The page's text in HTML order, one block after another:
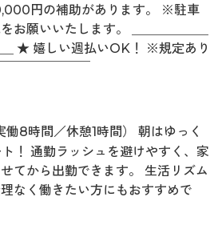
円の補助があります。 ※駐車
お願いいたします。 ＿＿＿＿＿＿
＿ ★ 嬉しい週払いOK！ ※規定あり
8時間／休憩1時間） 朝はゆっく
！ 通勤ラッシュを避けやすく、家
てから出勤できます。 生活リズム
なく働きたい方にもおすすめで